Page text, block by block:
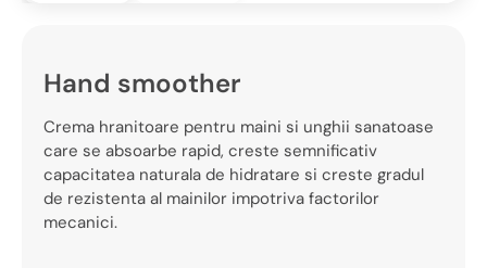
Hand smoother
Crema hranitoare pentru maini si unghii sanatoase
care se absoarbe rapid, creste semnificativ
capacitatea naturala de hidratare si creste gradul
de rezistenta al mainilor impotriva factorilor
mecanici.